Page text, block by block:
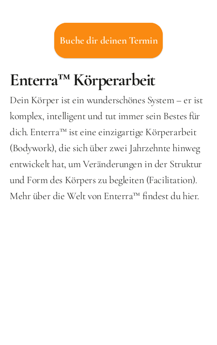
Buche dir deinen Termin
Enterra™ Körperarbeit
Dein Körper ist ein wunderschönes System – er ist
komplex, intelligent und tut immer sein Bestes für
dich. Enterra™ ist eine einzigartige Körperarbeit
(Bodywork), die sich über zwei Jahrzehnte hinweg
entwickelt hat, um Veränderungen in der Struktur
und Form des Körpers zu begleiten (Facilitation).
Mehr über die Welt von Enterra™ findest du hier.